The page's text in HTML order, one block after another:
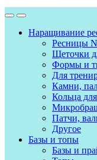
Наращивание
Ресницы
Щеточки
Формы и
Для
Камни,
Кольца
Патчи,
Другое
Базы и топы
Базы и